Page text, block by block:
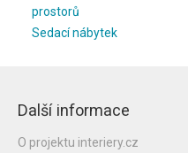
prostorů
Sedací nábytek
Další informace
O projektu interiery.cz